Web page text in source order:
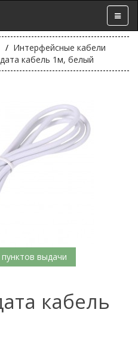
Интерфейсные кабели
кабель 1м, белый
выдачи
кабель